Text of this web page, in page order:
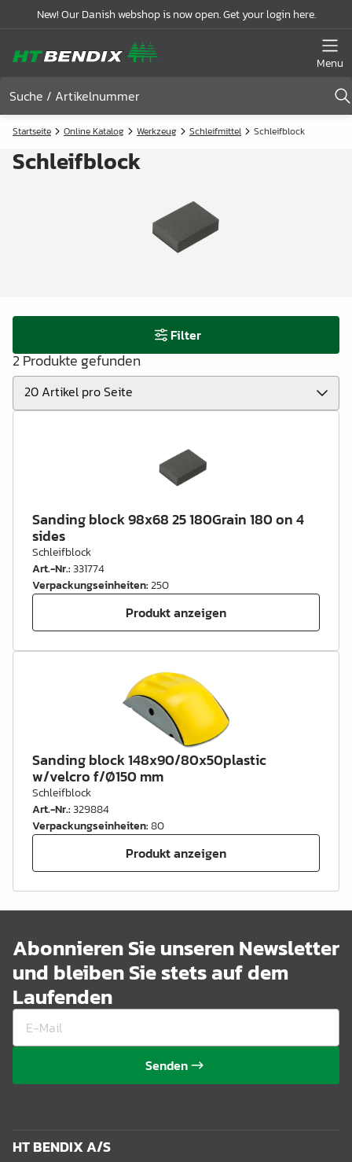
New! Our Danish webshop is now open. Get your login here.
Menu
Startseite Online Katalog Werkzeug Schleifmittel Schleifblock
Schleifblock
Filter
2 Produkte gefunden
Sanding block 98x68 25 180Grain 180 on 4
sides
Schleifblock
Art.-Nr.:331774
Verpackungseinheiten:250
Produkt anzeigen
Sanding block 148x90/80x50plastic
w/velcro f/Ø150 mm
Schleifblock
Art.-Nr.:329884
Verpackungseinheiten:80
Produkt anzeigen
Abonnieren Sie unseren Newsletter
und bleiben Sie stets auf dem
Laufenden
Senden
HT BENDIX A/S